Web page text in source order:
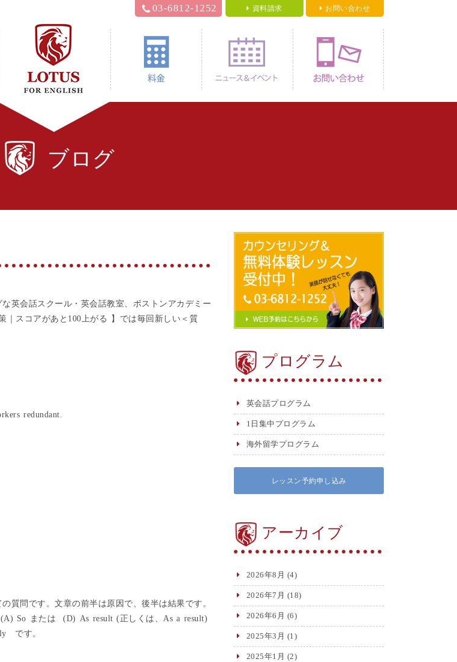
03-6812-1252 資料請求 お問い合わせ
ログラム 料金 ニュース＆イベント お問い合わせ
ブログ
英会話スクール・英会話教室、ボストンアカデミー
スコアがあと100上がる 】では毎回新しい＜質
redundant.
質問です。文章の前半は原因で、後半は結果です。
(A) So または (D) As result (正しくは、As a result)
です。
プログラム
英会話プログラム
1日集中プログラム
海外留学プログラム
レッスン予約申し込み
アーカイブ
2026年8月 (4)
2026年7月 (18)
2026年6月 (6)
2025年3月 (1)
2025年1月 (2)